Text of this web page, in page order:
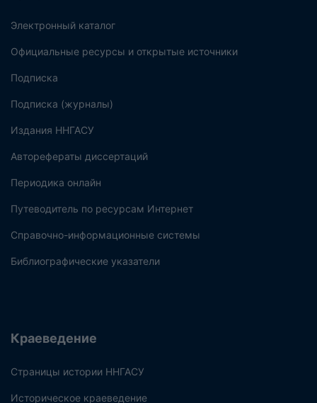
Электронный каталог
Официальные ресурсы и открытые источники
Подписка
Подписка (журналы)
Издания ННГАСУ
Авторефераты диссертаций
Периодика онлайн
Путеводитель по ресурсам Интернет
Справочно-информационные системы
Библиографические указатели
Краеведение
Страницы истории ННГАСУ
Историческое краеведение